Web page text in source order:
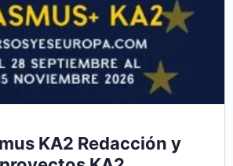
KA2 Redacción y